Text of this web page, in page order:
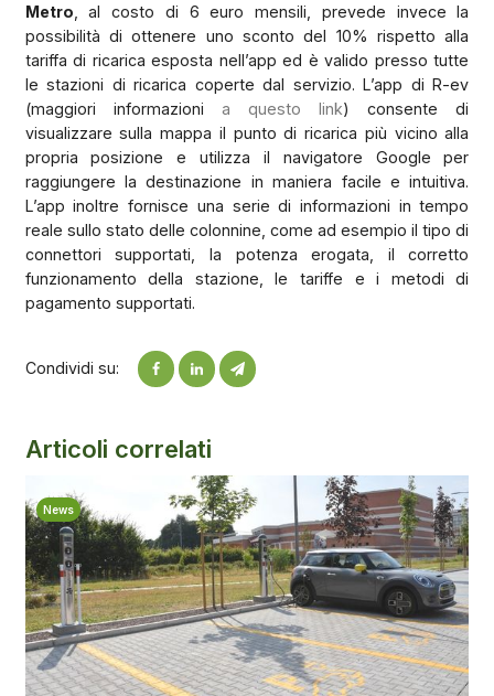
Metro , al costo di 6 euro mensili, prevede invece la
possibilità di ottenere uno sconto del 10% rispetto alla
tariffa di ricarica esposta nell’app ed è valido presso tutte
le stazioni di ricarica coperte dal servizio. L’app di R-ev
(maggiori informazioni a questo link) consente di
visualizzare sulla mappa il punto di ricarica più vicino alla
propria posizione e utilizza il navigatore Google per
raggiungere la destinazione in maniera facile e intuitiva.
L’app inoltre fornisce una serie di informazioni in tempo
reale sullo stato delle colonnine, come ad esempio il tipo di
connettori supportati, la potenza erogata, il corretto
funzionamento della stazione, le tariffe e i metodi di
pagamento supportati.
Condividi su:
Articoli correlati
News